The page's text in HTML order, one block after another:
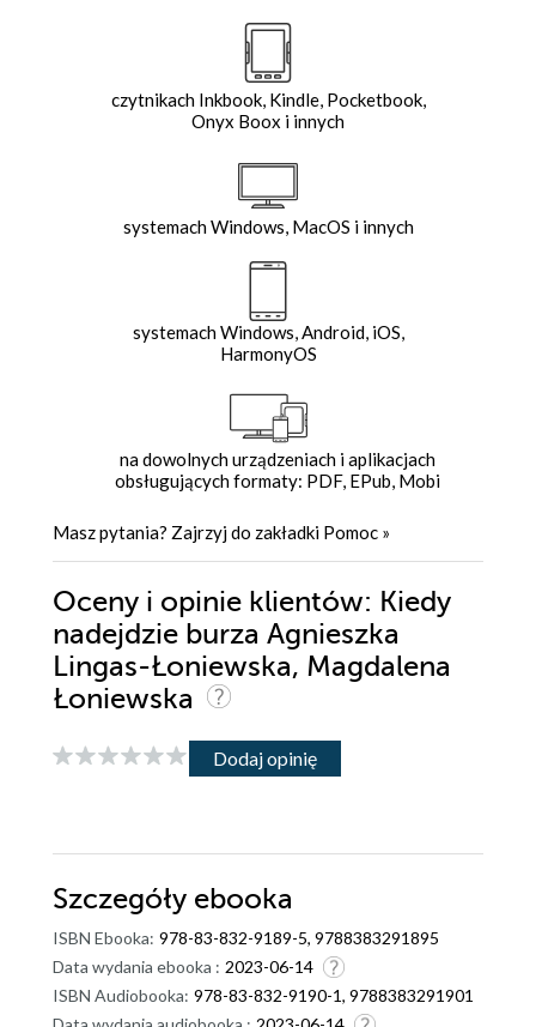
czytnikach Inkbook, Kindle, Pocketbook,
Onyx Boox i innych
systemach Windows, MacOS i innych
systemach Windows, Android, iOS,
HarmonyOS
na dowolnych urządzeniach i aplikacjach
obsługujących formaty: PDF, EPub, Mobi
Masz pytania? Zajrzyj do zakładki Pomoc »
Oceny i opinie klientów: Kiedy
nadejdzie burza Agnieszka
Lingas-Łoniewska, Magdalena
Łoniewska
Dodaj opinię
Szczegóły ebooka
ISBN Ebooka: 978-83-832-9189-5, 9788383291895
Data wydania ebooka : 2023-06-14
ISBN Audiobooka: 978-83-832-9190-1, 9788383291901